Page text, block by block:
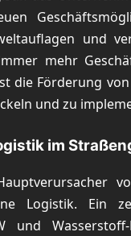
und
mehr
die Förderung
und zu
im
Logistik. Ein
und